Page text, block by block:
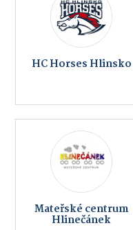
HC Horses Hlinsko
Mateřské centrum
Hlinečánek